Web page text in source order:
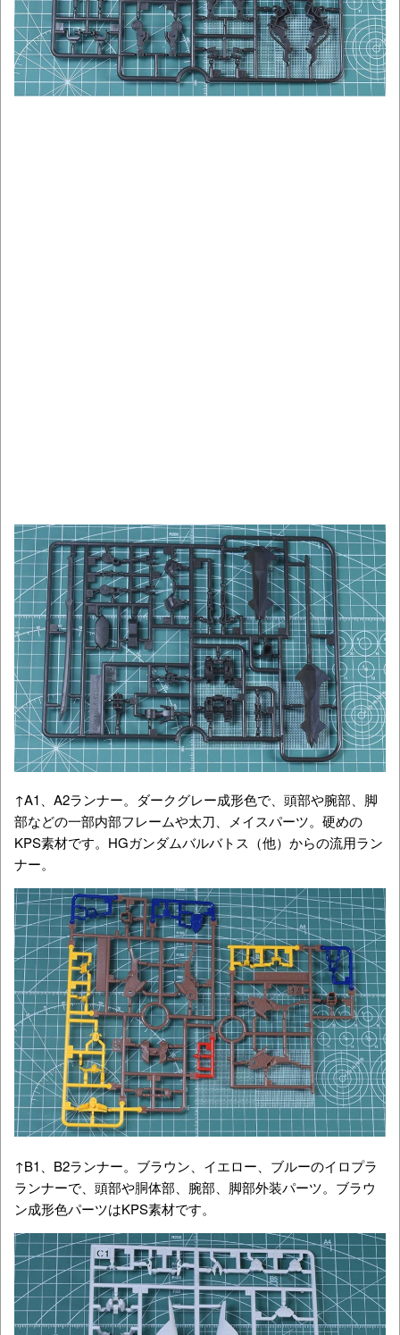
↑A1、A2ランナー。ダークグレー成形色で、頭部や腕部、脚
部などの一部内部フレームや太刀、メイスパーツ。硬めの
KPS素材です。HGガンダムバルバトス（他）からの流用ラン
ナー。
↑B1、B2ランナー。ブラウン、イエロー、ブルーのイロプラ
ランナーで、頭部や胴体部、腕部、脚部外装パーツ。ブラウ
ン成形色パーツはKPS素材です。